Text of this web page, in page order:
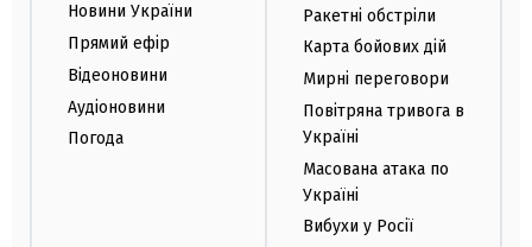
Новини України
Прямий ефір
Відеоновини
Аудіоновини
Погода
Ракетні обстріли
Карта бойових дій
Мирні переговори
Повітряна тривога в
Україні
Масована атака по
Україні
Вибухи у Росії